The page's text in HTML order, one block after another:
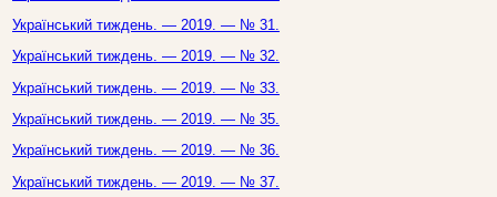
Український тиждень. — 2019. — № 31.
Український тиждень. — 2019. — № 32.
Український тиждень. — 2019. — № 33.
Український тиждень. — 2019. — № 35.
Український тиждень. — 2019. — № 36.
Український тиждень. — 2019. — № 37.